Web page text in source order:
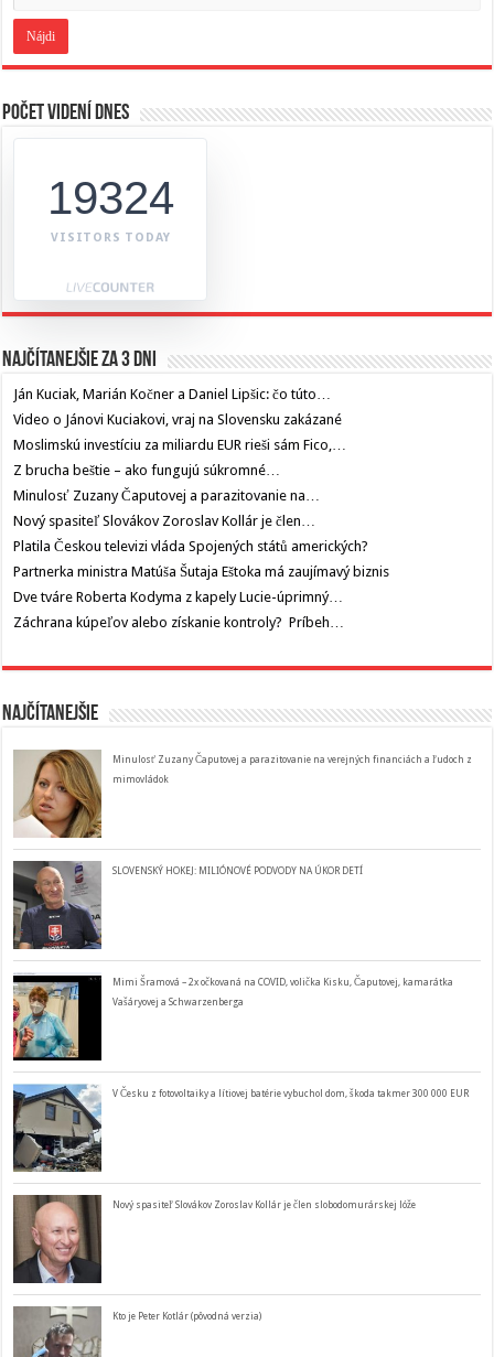
Počet videní dnes
19324
VISITORS TODAY
Najčítanejšie za 3 dni
Ján Kuciak, Marián Kočner a Daniel Lipšic: čo túto…
Video o Jánovi Kuciakovi, vraj na Slovensku zakázané
Moslimskú investíciu za miliardu EUR rieši sám Fico,…
Z brucha beštie – ako fungujú súkromné…
Minulosť Zuzany Čaputovej a parazitovanie na…
Nový spasiteľ Slovákov Zoroslav Kollár je člen…
Platila Českou televizi vláda Spojených států amerických?
Partnerka ministra Matúša Šutaja Eštoka má zaujímavý biznis
Dve tváre Roberta Kodyma z kapely Lucie-úprimný…
Záchrana kúpeľov alebo získanie kontroly? Príbeh…
Najčítanejšie
Minulosť Zuzany Čaputovej a parazitovanie na verejných financiách a ľudoch z
mimovládok
SLOVENSKÝ HOKEJ: MILIÓNOVÉ PODVODY NA ÚKOR DETÍ
Mimi Šramová – 2x očkovaná na COVID, volička Kisku, Čaputovej, kamarátka
Vašáryovej a Schwarzenberga
V Česku z fotovoltaiky a lítiovej batérie vybuchol dom, škoda takmer 300 000 EUR
Nový spasiteľ Slovákov Zoroslav Kollár je člen slobodomurárskej lóže
Kto je Peter Kotlár (pôvodná verzia)